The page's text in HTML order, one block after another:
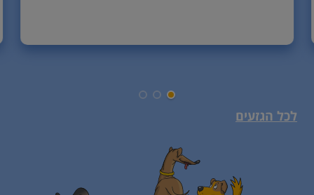
לכל הגזעים